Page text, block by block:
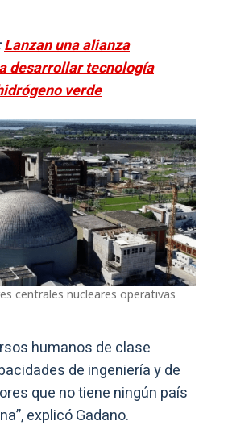
Lanzan una alianza
desarrollar tecnología
verde
centrales nucleares operativas
humanos de clase
de ingeniería y de
que no tiene ningún país
explicó Gadano.